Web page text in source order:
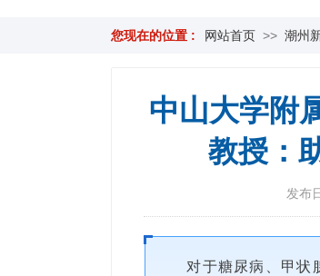
您现在的位置 : 网站首页 >> 潮州
中山大学附
教授：
发布
对于糖尿病、甲状